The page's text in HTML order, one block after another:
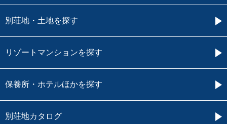
別荘地・土地を探す
リゾートマンションを探す
保養所・ホテルほかを探す
別荘地カタログ